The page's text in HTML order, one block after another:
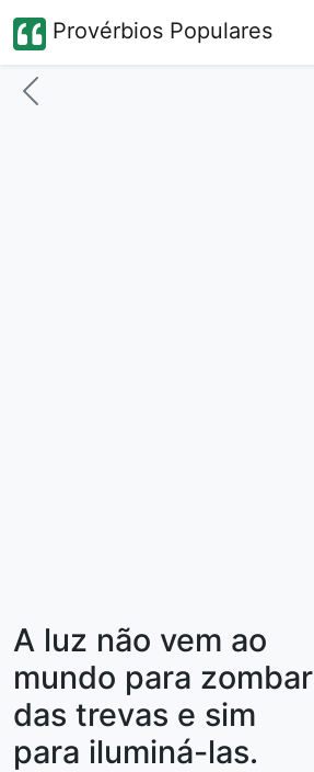
Provérbios Populares
A luz não vem ao
mundo para zombar
das trevas e sim
para iluminá-las.